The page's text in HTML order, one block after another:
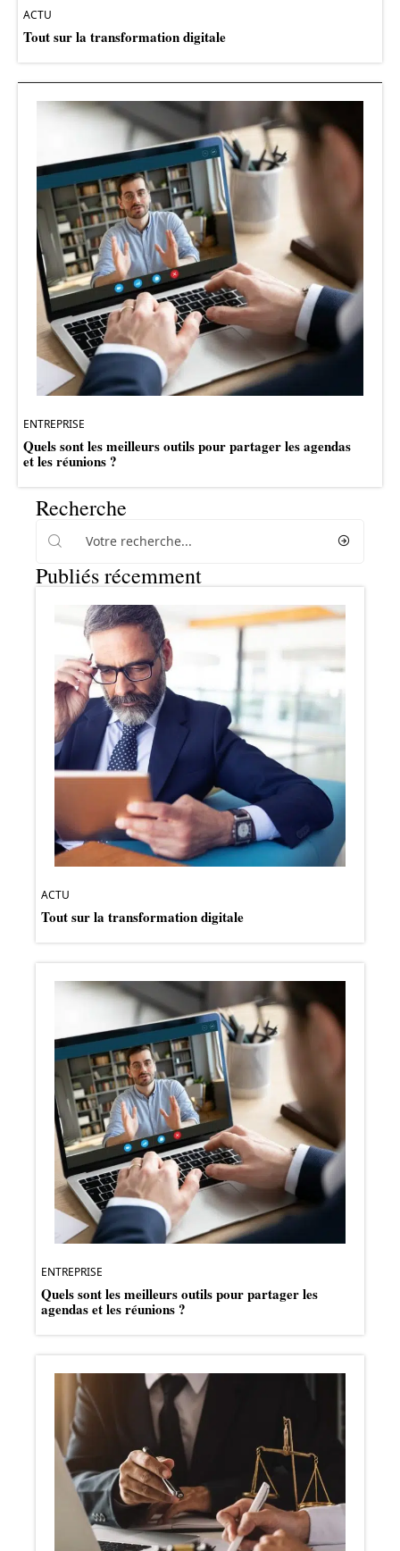
ACTU
Tout sur la transformation digitale
ENTREPRISE
Quels sont les meilleurs outils pour partager les agendas
et les réunions ?
Recherche
Publiés récemment
ACTU
Tout sur la transformation digitale
ENTREPRISE
Quels sont les meilleurs outils pour partager les
agendas et les réunions ?